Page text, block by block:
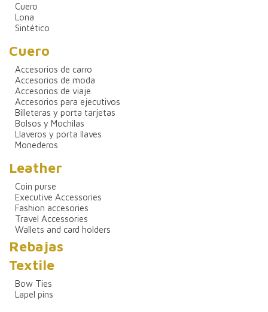
Cuero
Lona
Sintético
Cuero
Accesorios de carro
Accesorios de moda
Accesorios de viaje
Accesorios para ejecutivos
Billeteras y porta tarjetas
Bolsos y Mochilas
Llaveros y porta llaves
Monederos
Leather
Coin purse
Executive Accessories
Fashion accesories
Travel Accessories
Wallets and card holders
Rebajas
Textile
Bow Ties
Lapel pins